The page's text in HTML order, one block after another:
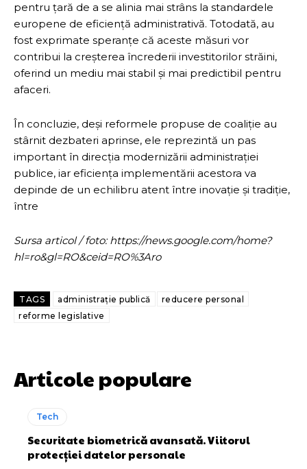
pentru țară de a se alinia mai strâns la standardele
europene de eficiență administrativă. Totodată, au
fost exprimate speranțe că aceste măsuri vor
contribui la creșterea încrederii investitorilor străini,
oferind un mediu mai stabil și mai predictibil pentru
afaceri.
În concluzie, deși reformele propuse de coaliție au
stârnit dezbateri aprinse, ele reprezintă un pas
important în direcția modernizării administrației
publice, iar eficiența implementării acestora va
depinde de un echilibru atent între inovație și tradiție,
între
Sursa articol / foto: https://news.google.com/home?
hl=ro&gl=RO&ceid=RO%3Aro
TAGS administrație publică
reducere personal
reforme legislative
Articole populare
Tech
Securitate biometrică avansată. Viitorul
protecției datelor personale